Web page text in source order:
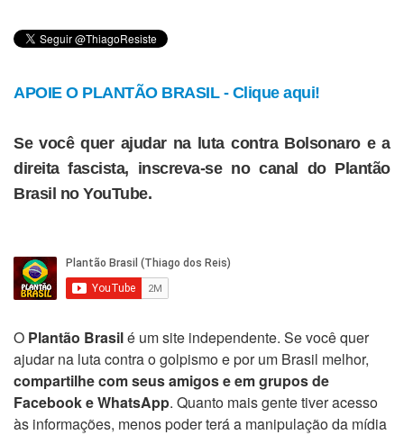
APOIE O PLANTÃO BRASIL - Clique aqui!
Se você quer ajudar na luta contra Bolsonaro e a
direita fascista, inscreva-se no canal do Plantão
Brasil no YouTube.
O Plantão Brasilé um site independente. Se você quer
ajudar na luta contra o golpismo e por um Brasil melhor,
compartilhe com seus amigos e em grupos de
Facebook e WhatsApp. Quanto mais gente tiver acesso
às informações, menos poder terá a manipulação da mídia